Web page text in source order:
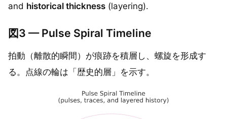
and historical thickness (layering).
図3 — Pulse Spiral Timeline
拍動（離散的瞬間）が痕跡を積層し、螺旋を形成す
る。点線の輪は「歴史的層」を示す。